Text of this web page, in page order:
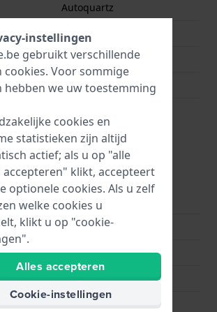
Autoquartz
MT920
6
Ja
Leer
22 mm
22 mm
sluiting
20 mm
instellingen
gebruikt verschillende
cookies. Voor sommige
hebben we uw toestemming
cookies en
statistieken zijn altijd
actief; als u op "alle
accepteren" klikt, accepteert
optionele cookies. Als u zelf
welke cookies u
klikt u op "cookie-
Alles accepteren
Cookie-instellingen